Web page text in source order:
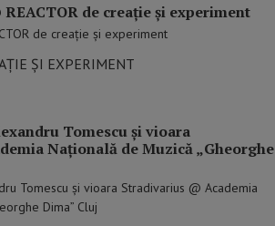
de creație și experiment
de creație și experiment
ȘI EXPERIMENT
Tomescu și vioara
Națională de Muzică „Gheorghe
Tomescu și vioara Stradivarius @ Academia
Dima” Cluj